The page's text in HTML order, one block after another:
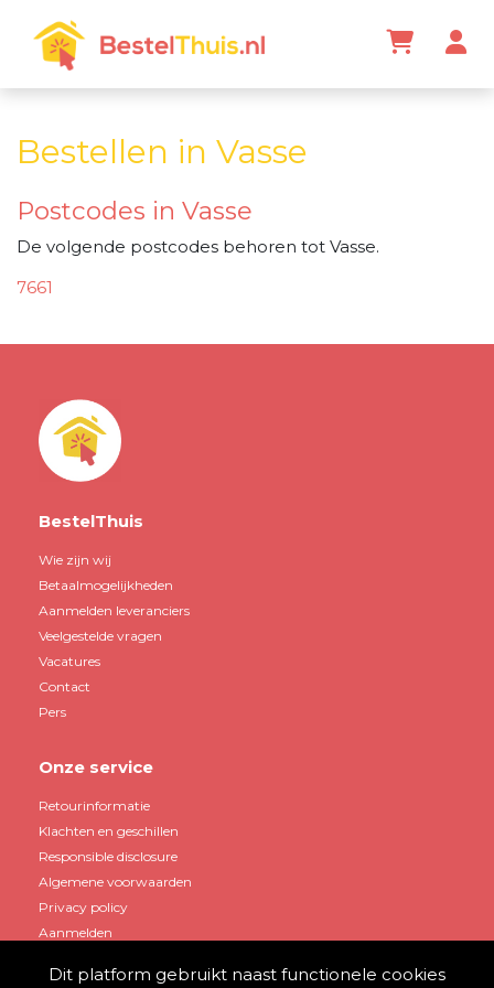
Bestellen in Vasse
Postcodes in Vasse
De volgende postcodes behoren tot Vasse.
7661
BestelThuis
Wie zijn wij
Betaalmogelijkheden
Aanmelden leveranciers
Veelgestelde vragen
Vacatures
Contact
Pers
Onze service
Retourinformatie
Klachten en geschillen
Responsible disclosure
Algemene voorwaarden
Privacy policy
Aanmelden
Dit platform gebruikt naast functionele cookies